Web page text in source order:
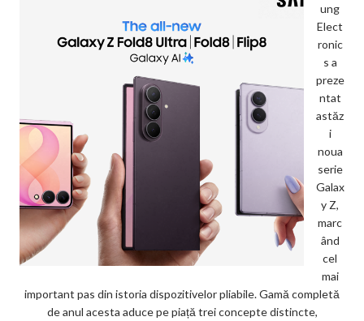
ung
Elect
ronic
s a
preze
ntat
astăz
i
noua
serie
Galax
y Z,
marc
ând
cel
mai
important pas din istoria dispozitivelor pliabile. Gamă completă
de anul acesta aduce pe piață trei concepte distincte,